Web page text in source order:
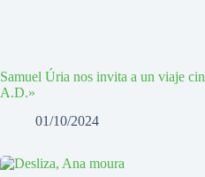
Samuel Úria nos invita a un viaje
A.D.»
01/10/2024